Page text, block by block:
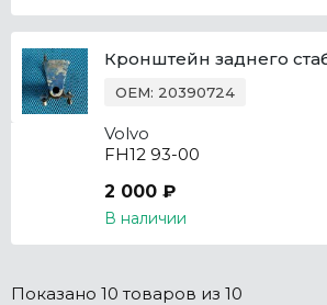
Кронштейн заднего
OEM: 20390724
Volvo
FH12 93-00
2 000 ₽
В наличии
Показано 10 товаров из 10